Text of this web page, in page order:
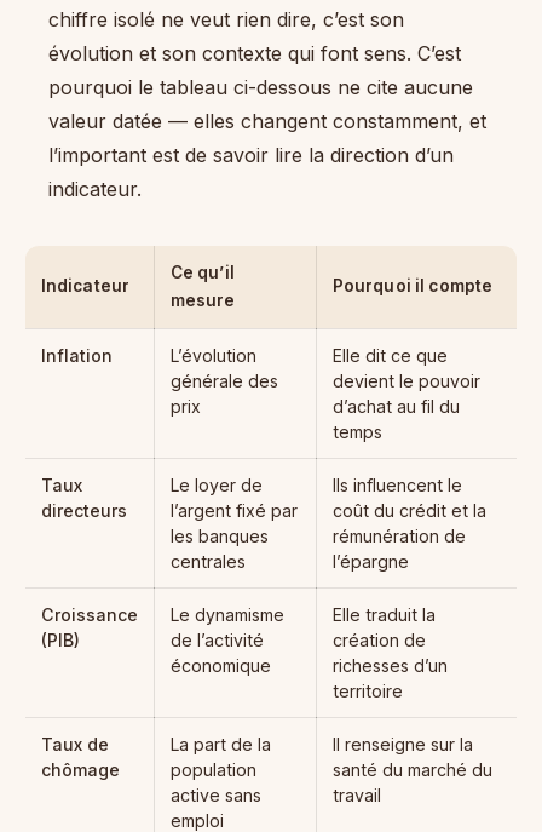
chiffre isolé ne veut rien dire, c’est son
évolution et son contexte qui font sens. C’est
pourquoi le tableau ci-dessous ne cite aucune
valeur datée — elles changent constamment, et
l’important est de savoir lire la direction d’un
indicateur.
Indicateur
Ce qu’il
mesure
Pourquoi il compte
Inflation
L’évolution
générale des
prix
Elle dit ce que
devient le pouvoir
d’achat au fil du
temps
Taux
directeurs
Le loyer de
l’argent fixé par
les banques
centrales
Ils influencent le
coût du crédit et la
rémunération de
l’épargne
Croissance
(PIB)
Le dynamisme
de l’activité
économique
Elle traduit la
création de
richesses d’un
territoire
Taux de
chômage
La part de la
population
active sans
emploi
Il renseigne sur la
santé du marché du
travail